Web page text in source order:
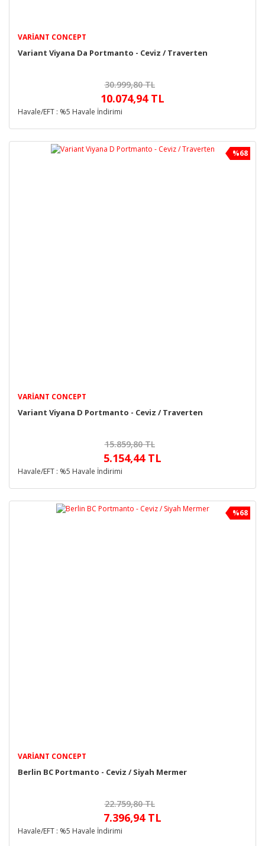
VARIANT CONCEPT
Variant Viyana Da Portmanto - Ceviz / Traverten
30.999,80 TL
10.074,94 TL
Havale/EFT : %5 Havale İndirimi
%68
VARIANT CONCEPT
Variant Viyana D Portmanto - Ceviz / Traverten
15.859,80 TL
5.154,44 TL
Havale/EFT : %5 Havale İndirimi
%68
VARIANT CONCEPT
Berlin BC Portmanto - Ceviz / Siyah Mermer
22.759,80 TL
7.396,94 TL
Havale/EFT : %5 Havale İndirimi